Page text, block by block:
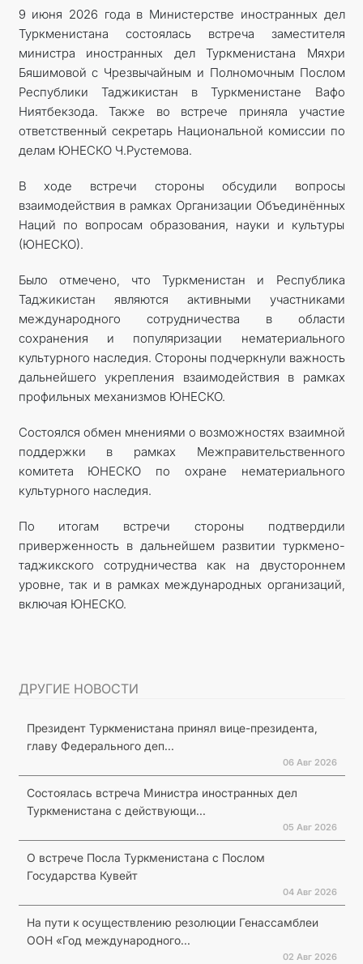
9 июня 2026 года в Министерстве иностранных дел
Туркменистана состоялась встреча заместителя
министра иностранных дел Туркменистана Мяхри
Бяшимовой с Чрезвычайным и Полномочным Послом
Республики Таджикистан в Туркменистане Вафо
Ниятбекзода. Также во встрече приняла участие
ответственный секретарь Национальной комиссии по
делам ЮНЕСКО Ч.Рустемова.
В ходе встречи стороны обсудили вопросы
взаимодействия в рамках Организации Объединённых
Наций по вопросам образования, науки и культуры
(ЮНЕСКО).
Было отмечено, что Туркменистан и Республика
Таджикистан являются активными участниками
международного сотрудничества в области
сохранения и популяризации нематериального
культурного наследия. Стороны подчеркнули важность
дальнейшего укрепления взаимодействия в рамках
профильных механизмов ЮНЕСКО.
Состоялся обмен мнениями о возможностях взаимной
поддержки в рамках Межправительственного
комитета ЮНЕСКО по охране нематериального
культурного наследия.
По итогам встречи стороны подтвердили
приверженность в дальнейшем развитии туркмено-
таджикского сотрудничества как на двустороннем
уровне, так и в рамках международных организаций,
включая ЮНЕСКО.
ДРУГИЕ НОВОСТИ
Президент Туркменистана принял вице-президента,
главу Федерального деп...
06 Авг 2026
Состоялась встреча Министра иностранных дел
Туркменистана с действующи...
05 Авг 2026
О встрече Посла Туркменистана с Послом
Государства Кувейт
04 Авг 2026
На пути к осуществлению резолюции Генассамблеи
ООН «Год международного...
02 Авг 2026